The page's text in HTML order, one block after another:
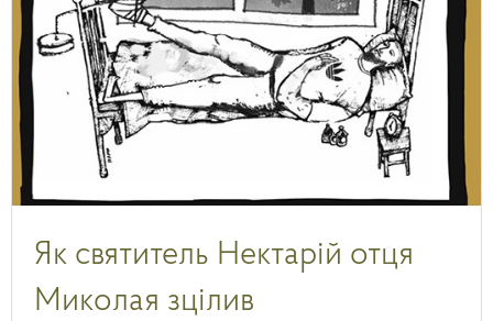
Як святитель Нектарій отця
Миколая зцілив